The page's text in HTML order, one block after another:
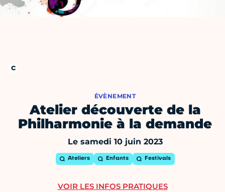
ÉVÈNEMENT
Atelier découverte de la
Philharmonie à la demande
Le samedi 10 juin 2023
Ateliers Enfants Festivals
VOIR LES INFOS PRATIQUES